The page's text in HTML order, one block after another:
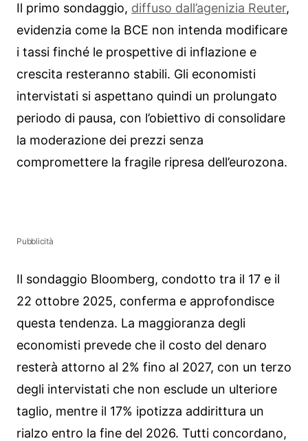
Il primo sondaggio, diffuso dall’agenizia Reuter,
evidenzia come la BCE non intenda modificare
i tassi finché le prospettive di inflazione e
crescita resteranno stabili. Gli economisti
intervistati si aspettano quindi un prolungato
periodo di pausa, con l’obiettivo di consolidare
la moderazione dei prezzi senza
compromettere la fragile ripresa dell’eurozona.
Pubblicità
Il sondaggio Bloomberg, condotto tra il 17 e il
22 ottobre 2025, conferma e approfondisce
questa tendenza. La maggioranza degli
economisti prevede che il costo del denaro
resterà attorno al 2% fino al 2027, con un terzo
degli intervistati che non esclude un ulteriore
taglio, mentre il 17% ipotizza addirittura un
rialzo entro la fine del 2026. Tutti concordano,